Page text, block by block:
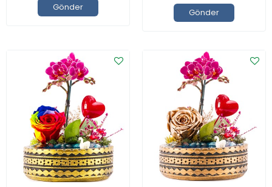
Gönder Gönder